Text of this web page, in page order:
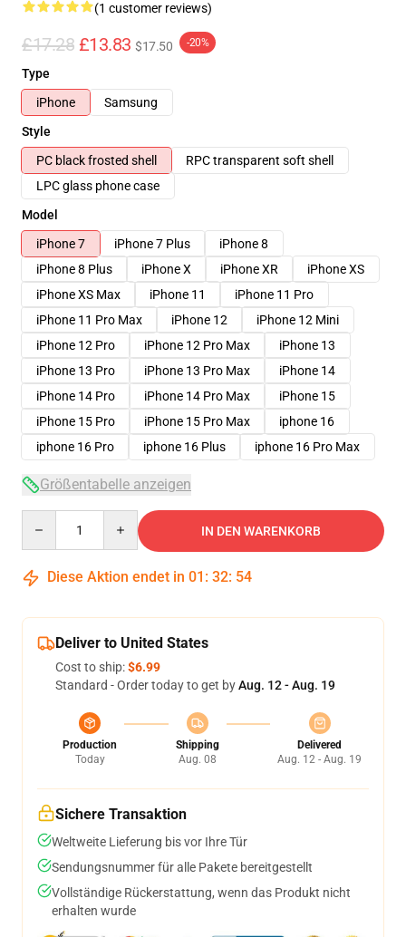
(1 customer reviews)
£17.28 £13.83 $17.50 -20%
Type
iPhone
Samsung
Style
PC black frosted shell
RPC transparent soft shell
LPC glass phone case
Model
iPhone 7
iPhone 7 Plus
iPhone 8
iPhone 8 Plus
iPhone X iPhone XR
iPhone XS
iPhone XS Max
iPhone 11
iPhone 11 Pro
iPhone 11 Pro Max
iPhone 12
iPhone 12 Mini
iPhone 12 Pro
iPhone 12 Pro Max
iPhone 13
iPhone 13 Pro
iPhone 13 Pro Max
iPhone 14
iPhone 14 Pro
iPhone 14 Pro Max
iPhone 15
iPhone 15 Pro
iPhone 15 Pro Max
iphone 16
iphone 16 Pro
iphone 16 Plus iphone 16 Pro Max
Größentabelle anzeigen
IN DEN WARENKORB
Diese Aktion endet in 01 : 32: 54
Deliver to United States
Cost to ship:$6.99
Standard - Order today to get byAug. 12 - Aug. 19
Production
Today
Shipping
Aug. 08
Delivered
Aug. 12 - Aug. 19
Sichere Transaktion
Weltweite Lieferung bis vor Ihre Tür
Sendungsnummer für alle Pakete bereitgestellt
Vollständige Rückerstattung, wenn das Produkt nicht
erhalten wurde